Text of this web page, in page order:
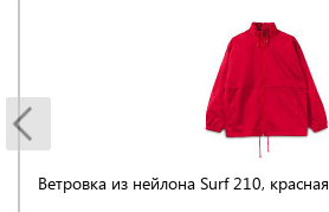
Ветровка из нейлона Surf 210, красная